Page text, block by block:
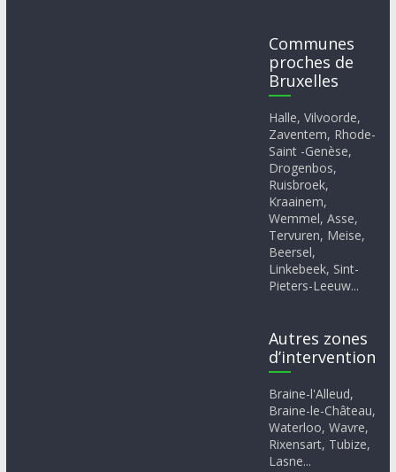
Communes
proches de
Bruxelles
Halle, Vilvoorde,
Zaventem, Rhode-
Saint -Genèse,
Drogenbos,
Ruisbroek,
Kraainem,
Wemmel, Asse,
Tervuren, Meise,
Beersel,
Linkebeek, Sint-
Pieters-Leeuw...
Autres zones
d’intervention
Braine-l'Alleud,
Braine-le-Château,
Waterloo, Wavre,
Rixensart, Tubize,
Lasne...